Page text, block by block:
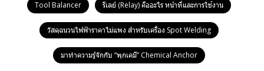
Tool Balancer รีเลย์ (Relay) คืออะไร หน้าที่และการใช้งาน
วัสดุฉนวนไฟฟ้าราคาไม่แพง สำหรับเครื่อง Spot Welding
มาทำความรู้จักกับ “พุกเคมี” Chemical Anchor